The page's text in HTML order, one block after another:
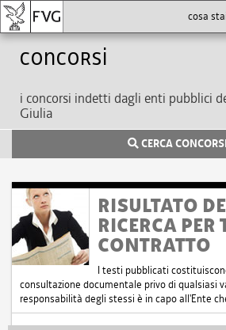
Concorsi
i concorsi indetti dagli enti pubblici
Giulia
CERCA CONCORSI
RISULTATO
RICERCA PER
CONTRATTO
I testi pubblicati
consultazione documentale privo di qualsiasi
responsabilità degli stessi è in capo all'Ente